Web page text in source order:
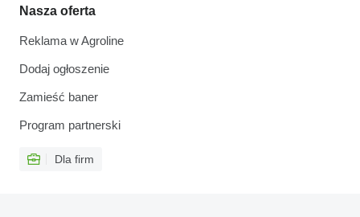
Nasza oferta
Reklama w Agroline
Dodaj ogłoszenie
Zamieść baner
Program partnerski
Dla firm